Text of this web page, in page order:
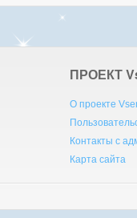
ПРОЕКТ V
О проекте
Контакты с
Карта сайта